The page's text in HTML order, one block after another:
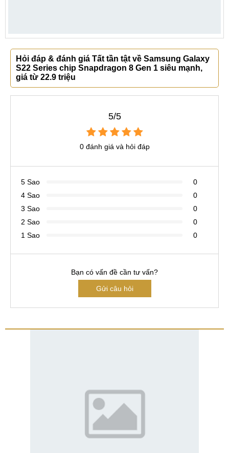
Hỏi đáp & đánh giá Tất tần tật về Samsung Galaxy
S22 Series chip Snapdragon 8 Gen 1 siêu mạnh,
giá từ 22.9 triệu
5/5
0 đánh giá và hỏi đáp
5 Sao
0
4 Sao
0
3 Sao
0
2 Sao
0
1 Sao
0
Bạn có vấn đề cần tư vấn?
Gửi câu hỏi